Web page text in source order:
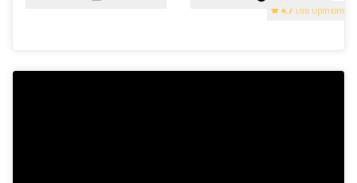
4.7 (86 Opinions)